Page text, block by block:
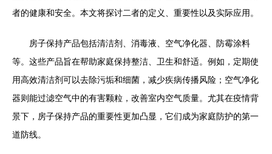
者的健康和安全。本文将探讨二者的定义、重要性以及实际应用。
房子保持产品包括清洁剂、消毒液、空气净化器、防霉涂料
等。这些产品旨在帮助家庭保持整洁、卫生和舒适。例如，定期使
用高效清洁剂可以去除污垢和细菌，减少疾病传播风险；空气净化
器则能过滤空气中的有害颗粒，改善室内空气质量。尤其在疫情背
景下，房子保持产品的重要性更加凸显，它们成为家庭防护的第一
道防线。